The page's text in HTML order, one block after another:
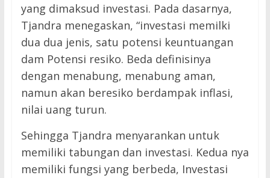
yang dimaksud investasi. Pada dasarnya,
Tjandra menegaskan, “investasi memilki
dua dua jenis, satu potensi keuntuangan
dam Potensi resiko. Beda definisinya
dengan menabung, menabung aman,
namun akan beresiko berdampak inflasi,
nilai uang turun.
Sehingga Tjandra menyarankan untuk
memiliki tabungan dan investasi. Kedua nya
memiliki fungsi yang berbeda, Investasi